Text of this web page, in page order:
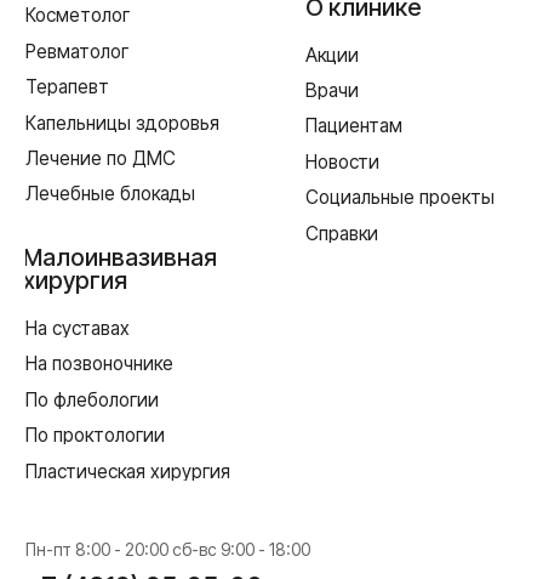
Лицензия Л041-01128-67/00331765 от 28.05.2019 г. и Л041-
Согласие на обработку персональных данных
Политика в отношении обработки персональных данных